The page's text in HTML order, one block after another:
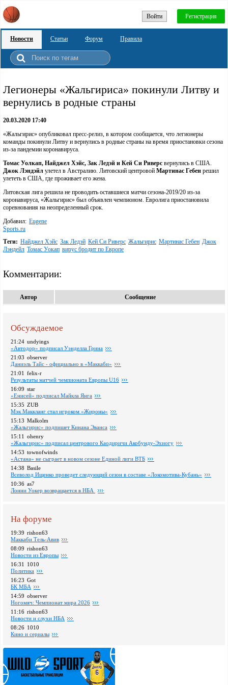
Войти Регистрация
Новости Статьи Форум Правила
Легионеры «Жальгириса» покинули Литву и
вернулись в родные страны
20.03.2020 17:40
«Жальгирис» опубликовал пресс-релиз, в котором сообщается, что легионеры
команды покинули Литву и вернулись в родные страны на время приостановки сезона
из-за пандемии коронавируса.
Томас Уолкап, Найджел Хэйс, Зак Ледэй и Кей Си Риверс вернулись в США.
Джок Лэндэйл улетел в Австралию. Литовский центровой Мартинас Гебен решил
улететь в США, где проживает его жена.
Литовская лига решила не проводить оставшиеся матчи сезона-2019/20 из-за
коронавируса, «Жальгирис» был объявлен чемпионом. Евролига приостановила
соревнования на неопределенный срок.
Добавил: Eugene
Sports.ru
Теги: Найджел Хэйс Зак Ледэй Кей Си Риверc Жальгирис Мартинас Гебен Джок
Лэндейл Томас Уокап вирус бродит по Европе
Комментарии:
Автор Сообщение
Обсуждаемое
21:24 undyings
«Автодор» подписал Уэнделла Грина
21:03 observer
Даниэль Тайс - официально в «Маккаби»
21:01 felix-r
Pезультаты матчей чемпионата Европы U16
16:09 star
«Енисей» подписал Майкла Янга
15:35 ZUB
Мэк Маккланг стал игроком «Жироны»
15:13 Malkolm
«Жальгирис» подпишет Кинана Эванса
15:11 ohenry
«Жальгирис» подписал центрового Каодиричи Акобунду-Эхиогу
14:53 townofwinds
«Астана» не сыграет в новом сезоне Единой лиги ВТБ
14:38 Basile
Всеволод Ищенко проведет следующий сезон в составе «Локомотива-Кубань»
10:36 as7
Лонни Уокер возвращается в НБА
На форуме
19:39 rishon63
Маккаби Тель-Авив
08:09 rishon63
Новости из Европы
16:31
1010
Политика
16:23 Got
БК МБА
14:59 observer
Ногомяч: Чемпионат мира 2026
11:16 rishon63
Новости и слухи НБА
08:26 1010
Кино и сериалы